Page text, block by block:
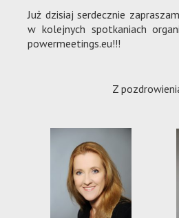
Już dzisiaj serdecznie
w kolejnych spotkaniach
powermeetings.eu!!!
Z